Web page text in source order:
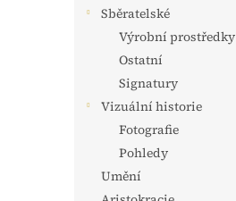
Sběratelské
Výrobní prostředky
Ostatní
Signatury
Vizuální historie
Fotografie
Pohledy
Umění